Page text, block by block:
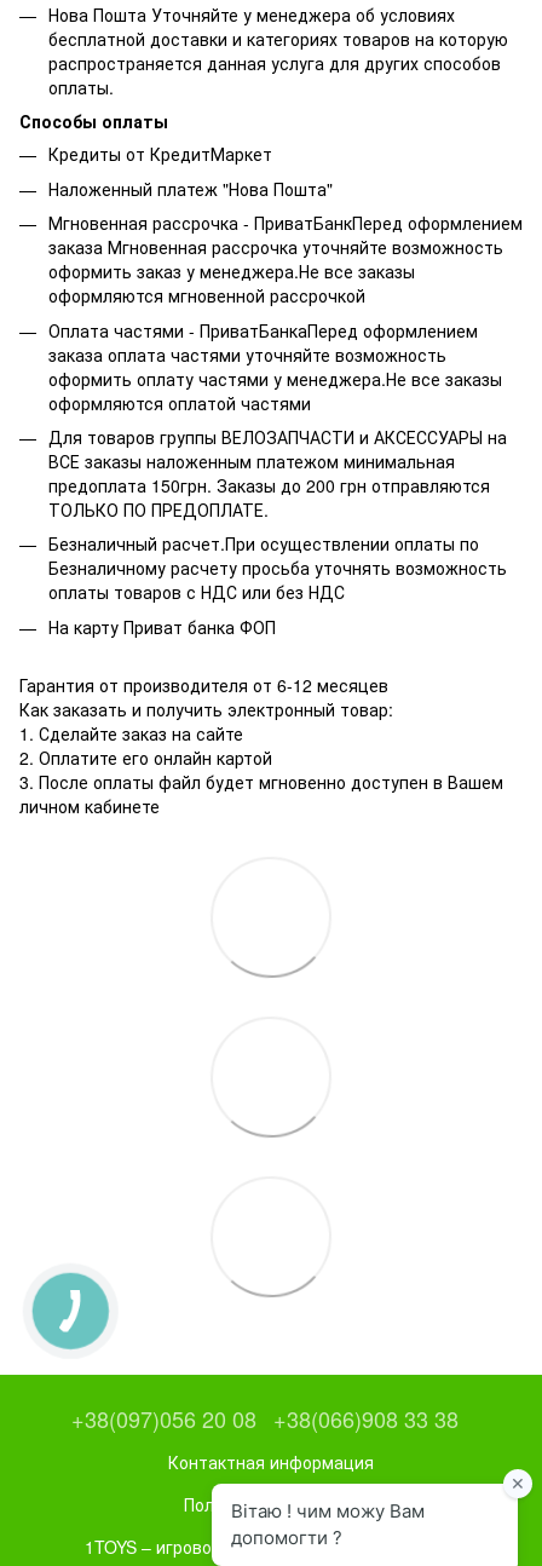
Нова Пошта Уточняйте у менеджера об условиях
бесплатной доставки и категориях товаров на которую
распространяется данная услуга для других способов
оплаты.
Способы оплаты
Кредиты от КредитМаркет
Наложенный платеж "Нова Пошта"
Мгновенная рассрочка - ПриватБанкПеред оформлением
заказа Мгновенная рассрочка уточняйте возможность
оформить заказ у менеджера.Не все заказы
оформляются мгновенной рассрочкой
Оплата частями - ПриватБанкаПеред оформлением
заказа оплата частями уточняйте возможность
оформить оплату частями у менеджера.Не все заказы
оформляются оплатой частями
Для товаров группы ВЕЛОЗАПЧАСТИ и АКСЕССУАРЫ на
ВСЕ заказы наложенным платежом минимальная
предоплата 150грн. Заказы до 200 грн отправляются
ТОЛЬКО ПО ПРЕДОПЛАТЕ.
Безналичный расчет.При осуществлении оплаты по
Безналичному расчету просьба уточнять возможность
оплаты товаров с НДС или без НДС
На карту Приват банка ФОП
Гарантия от производителя от 6-12 месяцев
Как заказать и получить электронный товар:
1. Сделайте заказ на сайте
2. Оплатите его онлайн картой
3. После оплаты файл будет мгновенно доступен в Вашем
личном кабинете
+38(097)056 20 08 +38(066)908 33 38
Контактная информация
Полная версия сайта
1TOYS – игровое и спортивное оборудование